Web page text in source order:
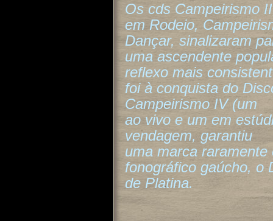
Os cds Campeirismo
em Rodeio,
Dançar, sinalizaram
uma ascendente
reflexo mais
foi à conquista do
Campeirismo IV (um
ao vivo e um em
vendagem, garantiu
uma marca
fonográfico gaúcho, o
de Platina.